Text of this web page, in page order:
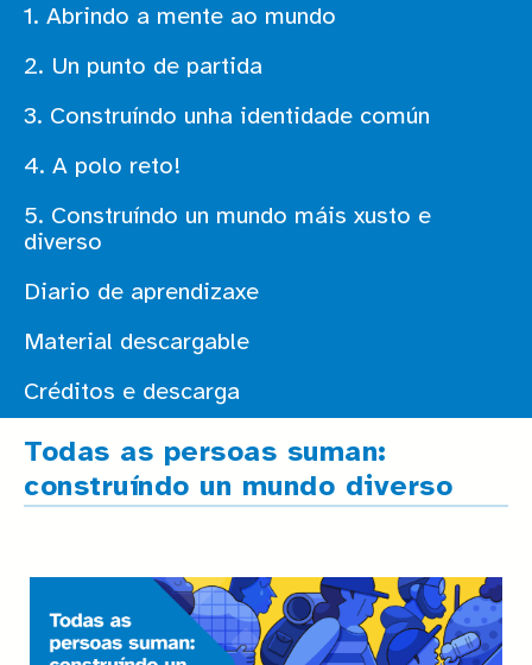
1. Abrindo a mente ao mundo
2. Un punto de partida
3. Construíndo unha identidade común
4. A polo reto!
5. Construíndo un mundo máis xusto e
diverso
Diario de aprendizaxe
Material descargable
Créditos e descarga
Todas as persoas suman:
construíndo un mundo diverso